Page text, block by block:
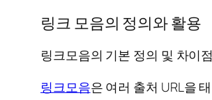
링크 모음의 정의와 활용
링크모음의 기본 정의 및 차이점
링크모음은 여러 출처 URL을